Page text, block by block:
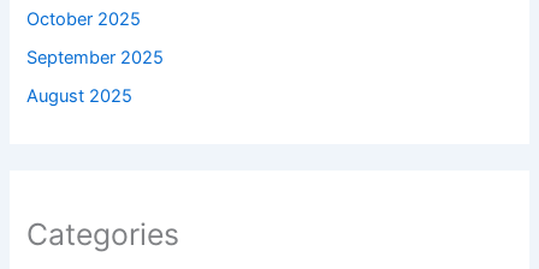
October 2025
September 2025
August 2025
Categories